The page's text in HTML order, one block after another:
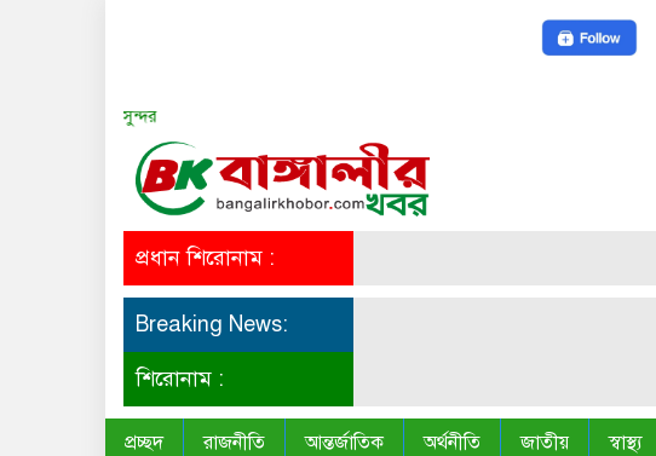
প্রধান শিরোনাম :
Breaking News:
শিরোনাম :
প্রচ্ছদ রাজনীতি আন্তর্জাতিক অর্থনীতি জাতীয় স্বাস্থ্য